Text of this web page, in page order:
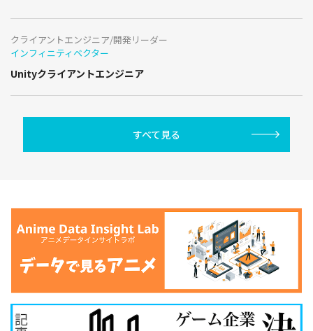
クライアントエンジニア/開発リーダー
インフィニティベクター
Unityクライアントエンジニア
すべて見る